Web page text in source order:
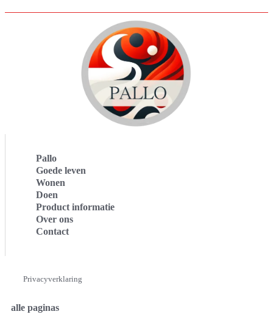
Pallo
Goede leven
Wonen
Doen
Product informatie
Over ons
Contact
Privacyverklaring
alle paginas